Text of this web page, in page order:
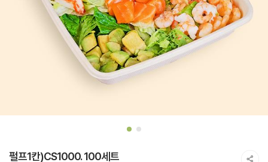
펄프1칸)CS1000. 100세트